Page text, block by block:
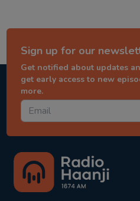
Sign up for our
Get notified about updates
get early access to new
more.